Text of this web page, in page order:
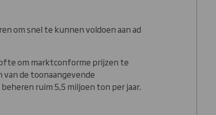
om snel te kunnen voldoen aan ad
om marktconforme prijzen te
van de toonaangevende
ruim 5,5 miljoen ton per jaar.